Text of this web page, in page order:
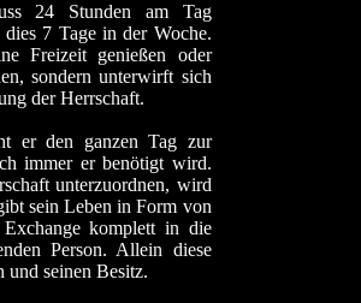
24 Stunden am Tag
7 Tage in der Woche.
Freizeit genießen oder
sondern unterwirft sich
der Herrschaft.
er den ganzen Tag zur
immer er benötigt wird.
unterzuordnen, wird
sein Leben in Form von
komplett in die
Person. Allein diese
und seinen Besitz.